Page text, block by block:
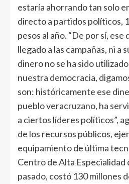
estaría ahorrando tan solo
directo a partidos políticos,
pesos al año. “De por sí,
llegado a las campañas, ni a
dinero no se ha sido
nuestra democracia,
son: históricamente ese
pueblo veracruzano, ha
a ciertos líderes políticos”,
de los recursos públicos,
equipamiento de última
Centro de Alta Especialidad
pasado, costó 130 millones